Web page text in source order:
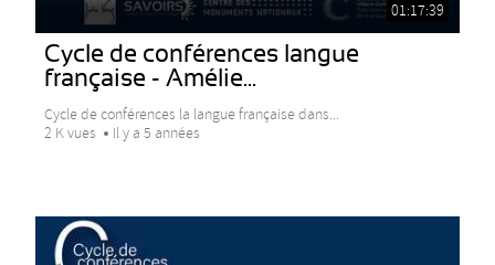
01:17:39
Cycle de conférences langue
française - Amélie...
Cycle de conférences la langue française dans...
2 K vues
Il y a 5 années